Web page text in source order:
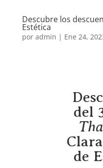
Descubre los
Estética
por admin | Ene 24,
del
de